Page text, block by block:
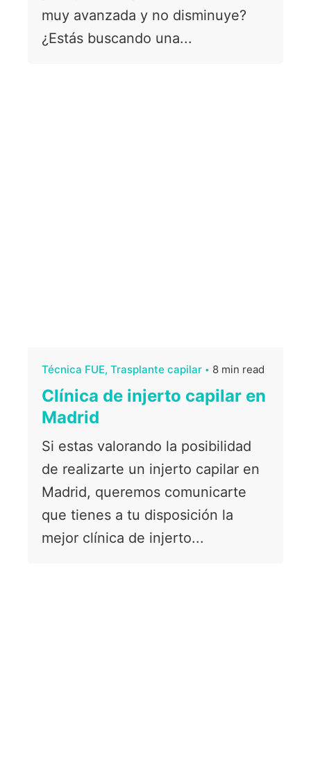
muy avanzada y no disminuye?
¿Estás buscando una...
Técnica FUE Trasplante capilar 8 min read
Clínica de injerto capilar en
Madrid
Si estas valorando la posibilidad
de realizarte un injerto capilar en
Madrid, queremos comunicarte
que tienes a tu disposición la
mejor clínica de injerto...